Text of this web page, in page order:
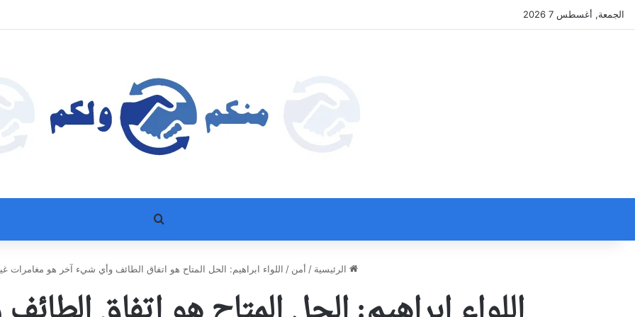
الجمعة, أغسطس 7 2026
بحث عن
الرئيسية / أمن / اللواء ابراهيم: الحل المتاح هو اتفاق الطائف وأي شيء آخر هو مغامرات